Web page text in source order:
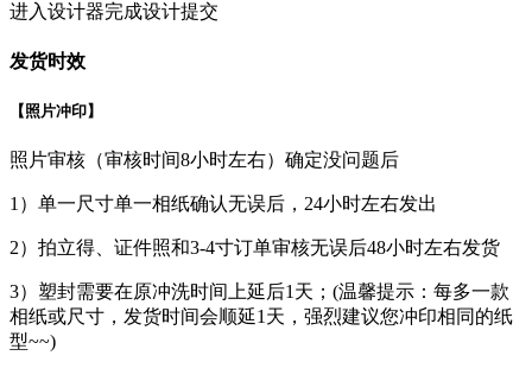
进入设计器完成设计提交
发货时效
【照片冲印】
照片审核（审核时间8小时左右）确定没问题后
1）单一尺寸单一相纸确认无误后，24小时左右发出
2）拍立得、证件照和3-4寸订单审核无误后48小时左右发货
3）塑封需要在原冲洗时间上延后1天；(温馨提示：每多一款
相纸或尺寸，发货时间会顺延1天，强烈建议您冲印相同的纸
型~~)